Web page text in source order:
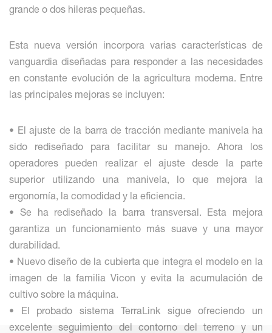
grande o dos hileras pequeñas.
Esta nueva versión incorpora varias características de
vanguardia diseñadas para responder a las necesidades
en constante evolución de la agricultura moderna. Entre
las principales mejoras se incluyen:
• El ajuste de la barra de tracción mediante manivela ha
sido rediseñado para facilitar su manejo. Ahora los
operadores pueden realizar el ajuste desde la parte
superior utilizando una manivela, lo que mejora la
ergonomía, la comodidad y la eficiencia.
• Se ha rediseñado la barra transversal. Esta mejora
garantiza un funcionamiento más suave y una mayor
durabilidad.
• Nuevo diseño de la cubierta que integra el modelo en la
imagen de la familia Vicon y evita la acumulación de
cultivo sobre la máquina.
• El probado sistema TerraLink sigue ofreciendo un
excelente seguimiento del contorno del terreno y un